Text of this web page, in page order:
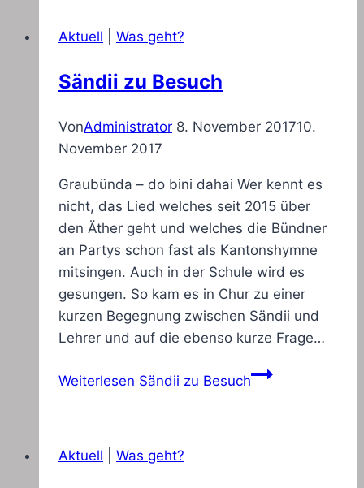
Aktuell Was geht?
Sändii zu Besuch
VonAdministrator 8. November 201710.
November 2017
Graubünda – do bini dahai Wer kennt es
nicht, das Lied welches seit 2015 über
den Äther geht und welches die Bündner
an Partys schon fast als Kantonshymne
mitsingen. Auch in der Schule wird es
gesungen. So kam es in Chur zu einer
kurzen Begegnung zwischen Sändii und
Lehrer und auf die ebenso kurze Frage…
Weiterlesen Sändii zu Besuch
Aktuell Was geht?